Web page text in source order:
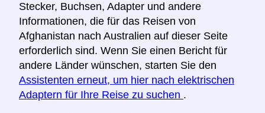
Stecker, Buchsen, Adapter und andere
Informationen, die für das Reisen von
Afghanistan nach Australien auf dieser Seite
erforderlich sind. Wenn Sie einen Bericht für
andere Länder wünschen, starten Sie den
Assistenten erneut, um hier nach elektrischen
Adaptern für Ihre Reise zu suchen .